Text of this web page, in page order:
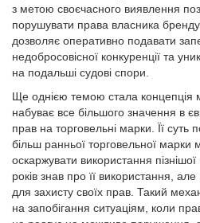
з метою своєчасного виявлення
порушувати права власника
дозволяє оперативно подавати
недобросовісної конкуренції та
на подальші судові спори.
Ще однією темою стала концепція
набуває все більшого значення в
прав на торговельні марки. Її
більш ранньої торговельної марки
оскаржувати використання
років знав про її використання,
для захисту своїх прав. Такий
на запобігання ситуаціям, коли